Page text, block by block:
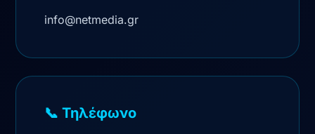
info@netmedia.gr
📞 Τηλέφωνο